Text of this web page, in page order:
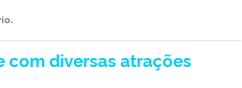
.
com diversas atrações